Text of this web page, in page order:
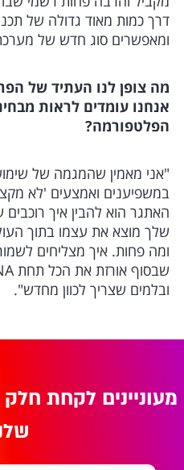
דרך כמות מאוד גדולה של
ומאפשרים סוג חדש של
מה צופן לנו העתיד של
אנחנו עומדים לראות
הפלטפורמה?
"אני מאמין שהמגמה של
במשפיענים ואמצעים 'לא
האתגר הוא להבין איך
שלך מוצא את עצמו בתוך
ומה פחות. איך מצליחים
ובלמים שצריך לכוון מחדש".
מעוניינים לקחת